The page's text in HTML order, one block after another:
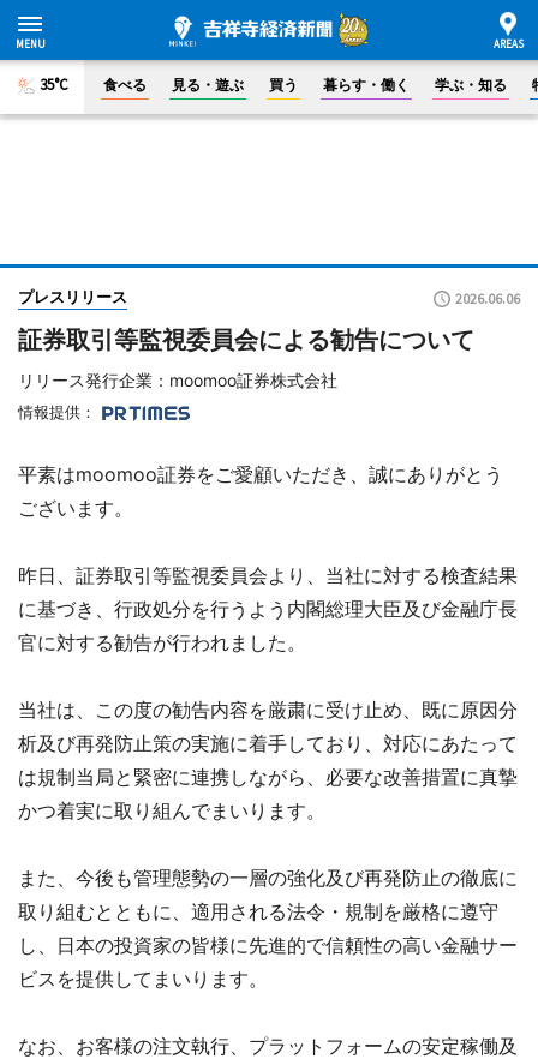
35°C 食べる 見る・遊ぶ 買う 暮らす・働く 学ぶ・知る
プレスリリース 2026.06.06
証券取引等監視委員会による勧告について
リリース発行企業：moomoo証券株式会社
情報提供：
平素はmoomoo証券をご愛顧いただき、誠にありがとう
ございます。
昨日、証券取引等監視委員会より、当社に対する検査結果
に基づき、行政処分を行うよう内閣総理大臣及び金融庁長
官に対する勧告が行われました。
当社は、この度の勧告内容を厳粛に受け止め、既に原因分
析及び再発防止策の実施に着手しており、対応にあたって
は規制当局と緊密に連携しながら、必要な改善措置に真摯
かつ着実に取り組んでまいります。
また、今後も管理態勢の一層の強化及び再発防止の徹底に
取り組むとともに、適用される法令・規制を厳格に遵守
し、日本の投資家の皆様に先進的で信頼性の高い金融サー
ビスを提供してまいります。
なお、お客様の注文執行、プラットフォームの安定稼働及